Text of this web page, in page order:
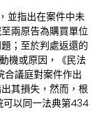
並指出在案件中未
兩原告為購買單位
；至於判處返還的
機或原因，《民法
合議庭對案件作出
其損失，然而，根
可以同一法典第434